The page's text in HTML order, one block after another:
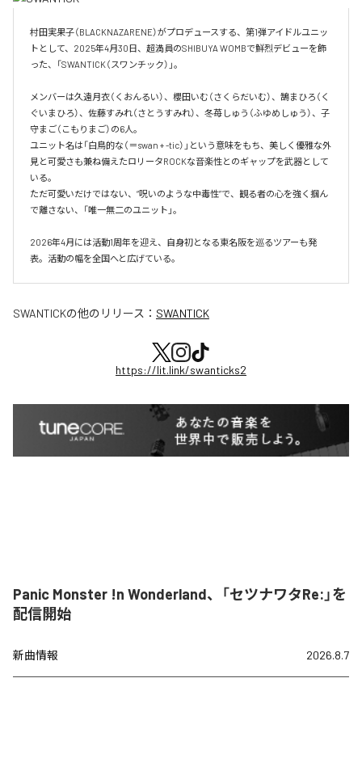
村田実果子（BLACKNAZARENE）がプロデュースする、第1弾アイドルユニッ
トとして、2025年4月30日、超満員のSHIBUYA WOMBで鮮烈デビューを飾
った、「SWANTICK（スワンチック）」。
メンバーは久遠月衣（くおんるい）、櫻田いむ（さくらだいむ）、鵠まひろ（く
ぐいまひろ）、佐藤すみれ（さとうすみれ）、冬苺しゅう（ふゆめしゅう）、子
守まご（こもりまご）の6人。
ユニット名は「白鳥的な（＝swan + -tic）」という意味をもち、美しく優雅な外
見と可愛さも兼ね備えたロリータROCKな音楽性とのギャップを武器として
いる。
ただ可愛いだけではない、“呪いのような中毒性”で、観る者の心を強く掴ん
で離さない、「唯一無二のユニット」。
2026年4月には活動1周年を迎え、自身初となる東名阪を巡るツアーも発
表。活動の幅を全国へと広げている。
SWANTICKの他のリリース： SWANTICK
https://lit.link/swanticks2
Panic Monster !n Wonderland、「セツナワタRe:」を
配信開始
新曲情報 2026.8.7